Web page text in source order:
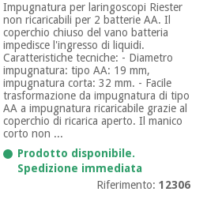
Impugnatura per laringoscopi Riester
non ricaricabili per 2 batterie AA. Il
coperchio chiuso del vano batteria
impedisce l'ingresso di liquidi.
Caratteristiche tecniche: - Diametro
impugnatura: tipo AA: 19 mm,
impugnatura corta: 32 mm. - Facile
trasformazione da impugnatura di tipo
AA a impugnatura ricaricabile grazie al
coperchio di ricarica aperto. Il manico
corto non ...
Prodotto disponibile.
Spedizione immediata
Riferimento:12306